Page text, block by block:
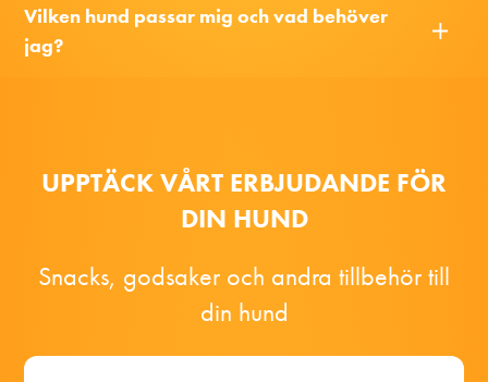
Vilken hund passar mig och vad behöver
jag?
UPPTÄCK VÅRT ERBJUDANDE FÖR
DIN HUND
Snacks, godsaker och andra tillbehör till
din hund